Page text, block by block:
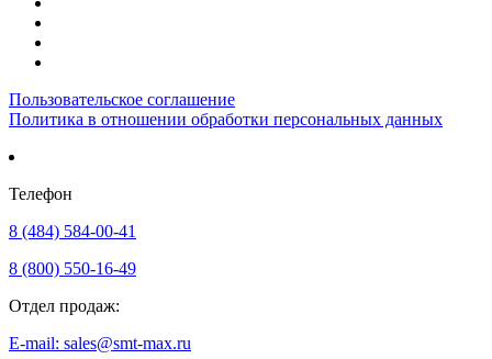
Пользовательское соглашение
Политика в отношении обработки персональных данных
Телефон
8 (484) 584-00-41
8 (800) 550-16-49
Отдел продаж:
E-mail: sales@smt-max.ru